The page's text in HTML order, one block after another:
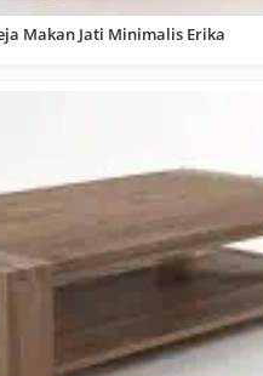
Makan Jati Minimalis Erika